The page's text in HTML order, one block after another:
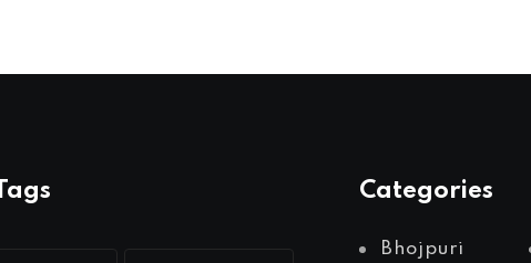
Tags Categories
Bhojpuri